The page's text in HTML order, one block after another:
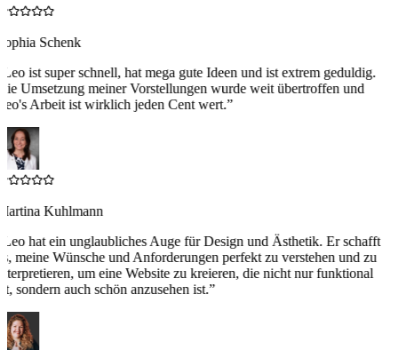
Schenk
Leo ist super schnell, hat mega gute Ideen und ist extrem geduldig.
Umsetzung meiner Vorstellungen wurde weit übertroffen und
Arbeit ist wirklich jeden Cent wert.”
Kuhlmann
Leo hat ein unglaubliches Auge für Design und Ästhetik. Er schafft
meine Wünsche und Anforderungen perfekt zu verstehen und zu
um eine Website zu kreieren, die nicht nur funktional
sondern auch schön anzusehen ist.”